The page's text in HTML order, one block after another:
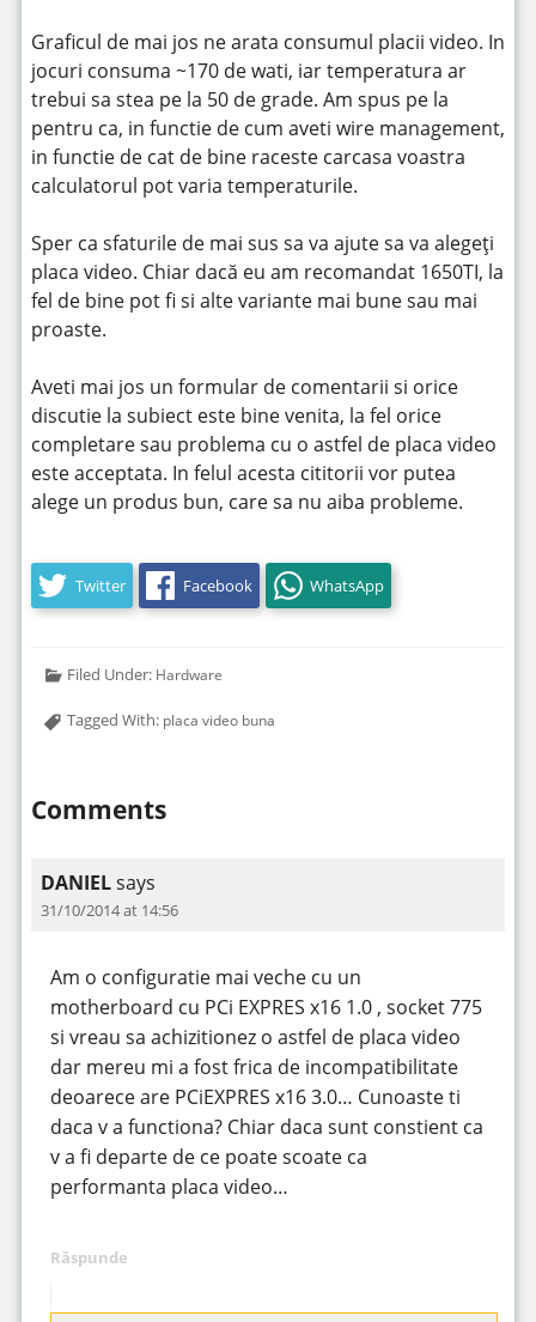
Graficul de mai jos ne arata consumul placii video. In
jocuri consuma ~170 de wati, iar temperatura ar
trebui sa stea pe la 50 de grade. Am spus pe la
pentru ca, in functie de cum aveti wire management,
in functie de cat de bine raceste carcasa voastra
calculatorul pot varia temperaturile.
Sper ca sfaturile de mai sus sa va ajute sa va alegeți
placa video. Chiar dacă eu am recomandat 1650TI, la
fel de bine pot fi si alte variante mai bune sau mai
proaste.
Aveti mai jos un formular de comentarii si orice
discutie la subiect este bine venita, la fel orice
completare sau problema cu o astfel de placa video
este acceptata. In felul acesta cititorii vor putea
alege un produs bun, care sa nu aiba probleme.
Twitter Facebook WhatsApp
Filed Under: Hardware
Tagged With: placa video buna
Comments
DANIELsays
31/10/2014 at 14:56
Am o configuratie mai veche cu un
motherboard cu PCi EXPRES x16 1.0 , socket 775
si vreau sa achizitionez o astfel de placa video
dar mereu mi a fost frica de incompatibilitate
deoarece are PCiEXPRES x16 3.0… Cunoaste ti
daca v a functiona? Chiar daca sunt constient ca
v a fi departe de ce poate scoate ca
performanta placa video…
Răspunde